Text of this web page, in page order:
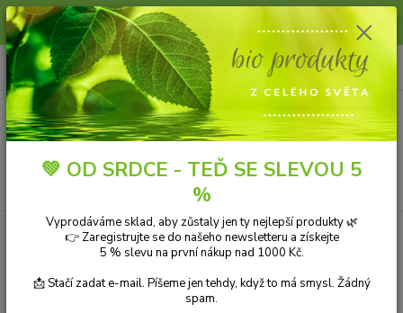
Slunce, koupání a horko dávají vlasům zabrat. Dopřejte jim šetrnou péči s
přírodní vlasovou kosmetikou.
Menu
CZK
+420 606 912 887
9-18:00 hod.
0 ks
za 0,00 Kč
ZDRAVÁ VÝŽIVA Sportovní výživa
Hubnutí a spalovače tuků
Survival Thermogenic Extreme 120 kapslí
Survival Thermogenic Extreme
💚 OD SRDCE - TEĎ SE SLEVOU 5
%
Vyprodáváme sklad, aby zůstaly jen ty nejlepší produkty 🌿
👉 Zaregistrujte se do našeho newsletteru a získejte
5 % slevu na první nákup nad 1000 Kč.
📩 Stačí zadat e-mail. Píšeme jen tehdy, když to má smysl. Žádný
spam.